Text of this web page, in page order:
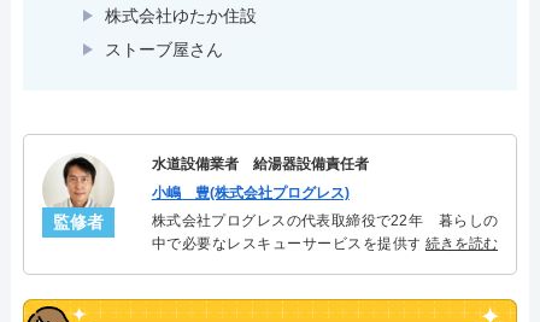
株式会社ゆたか住設
ストーブ屋さん
監修者
水道設備業者 給湯器設備責任者
小嶋 豊(株式会社プログレス)
株式会社プログレスの代表取締役で22年 暮らしの
中で必要なレスキューサービスを提供する株式会社
決。多くのお客様に信頼される「給湯器」のスペシ
続きを読む